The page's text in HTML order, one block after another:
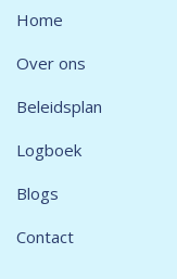
Home
Over ons
Beleidsplan
Logboek
Blogs
Contact